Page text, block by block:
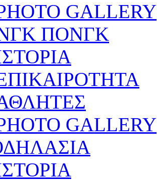
GALLERY
ΠΟΝΓΚ
GALLERY